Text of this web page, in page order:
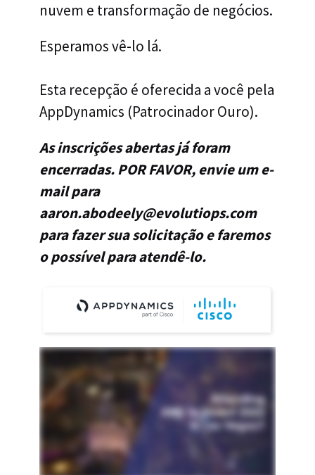
nuvem e transformação de negócios.
Esperamos vê-lo lá.
Esta recepção é oferecida a você pela
AppDynamics (Patrocinador Ouro).
As inscrições abertas já foram
encerradas. POR FAVOR, envie um e-
mail para
aaron.abodeely@evolutiops.com
para fazer sua solicitação e faremos
o possível para atendê-lo.